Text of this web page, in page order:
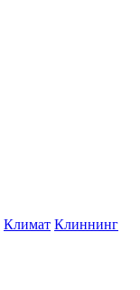
Климат Клиннинг